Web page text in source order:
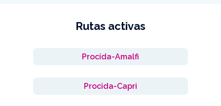
Rutas activas
Procida-Amalfi
Procida-Capri